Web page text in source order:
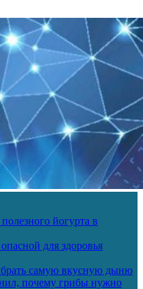
йогурта в
для здоровья
самую вкусную дыню
почему грибы нужно